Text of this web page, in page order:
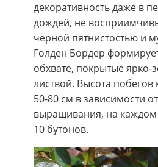
декоративность даже в
дождей, не
черной пятнистостью и
Голден Бордер
обхвате, покрытые ярко-
листвой. Высота побегов
50-80 см в зависимости
выращивания, на каждом
10 бутонов.